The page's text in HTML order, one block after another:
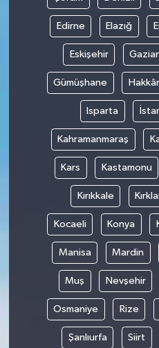
Edirne Elazığ
Eskişehir
Gümüşhane
Isparta
Kahramanmaraş
Kars Kastamonu
Kırıkkale
Kocaeli Konya
Manisa Mardin
Muş Nevşehir
Osmaniye Rize
Şanlıurfa Siirt